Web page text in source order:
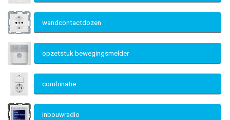
wandcontactdozen
opzetstuk bewegingsmelder
combinatie
inbouwradio